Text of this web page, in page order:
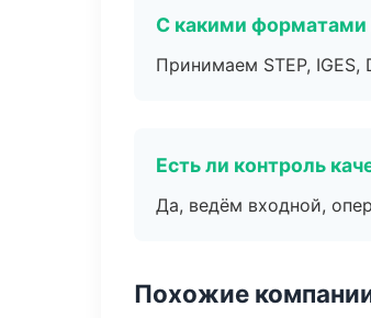
С какими форматами
Принимаем STEP, IGES,
Есть ли контроль
Да, ведём входной,
Похожие